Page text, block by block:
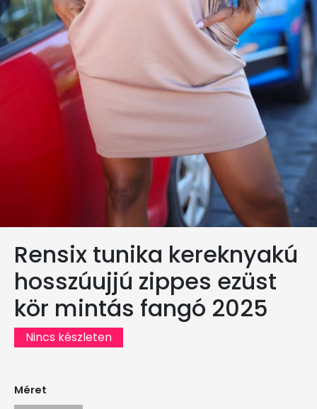
Rensix tunika kereknyakú
hosszúujjú zippes ezüst
kör mintás fangó 2025
Nincs készleten
Méret